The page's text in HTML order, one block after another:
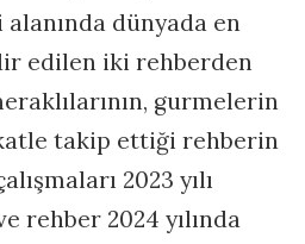
dünyada en
edilen iki rehberden
gurmelerin
takip ettiği rehberin
2023 yılı
rehber 2024 yılında